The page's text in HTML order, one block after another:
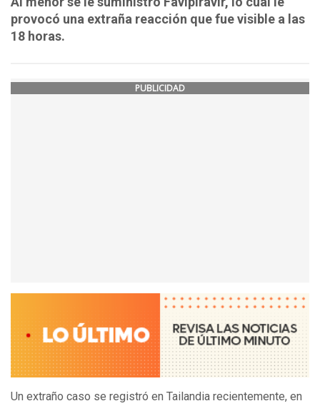
provocó una extraña reacción que fue visible a las
18 horas.
PUBLICIDAD
Un extraño caso se registró en Tailandia recientemente, en